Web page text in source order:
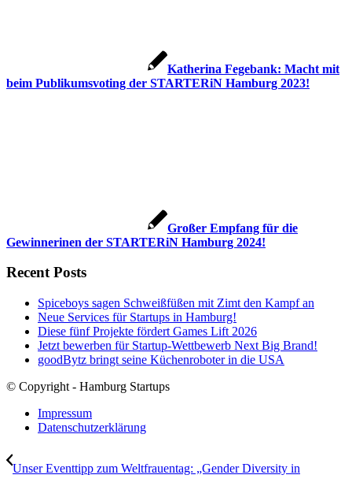
Katherina Fegebank: Macht mit
beim Publikumsvoting der STARTERiN Hamburg 2023!
Großer Empfang für die
Gewinnerinen der STARTERiN Hamburg 2024!
Recent Posts
Spiceboys sagen Schweißfüßen mit Zimt den Kampf an
Neue Services für Startups in Hamburg!
Diese fünf Projekte fördert Games Lift 2026
Jetzt bewerben für Startup-Wettbewerb Next Big Brand!
goodBytz bringt seine Küchenroboter in die USA
© Copyright - Hamburg Startups
Impressum
Datenschutzerklärung
Unser Eventtipp zum Weltfrauentag: „Gender Diversity in